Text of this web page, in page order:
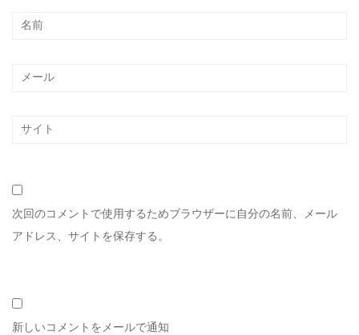
次回のコメントで使用するためブラウザーに自分の名前、メール
アドレス、サイトを保存する。
新しいコメントをメールで通知